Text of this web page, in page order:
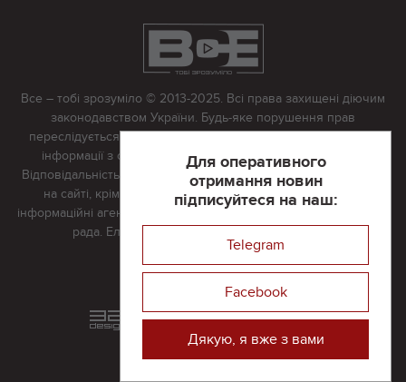
Для оперативного
отримання новин
підписуйтеся на наш:
Telegram
Facebook
Дякую, я вже з вами
Все – тобі зрозуміло © 2013-2025. Всі права захищені діючим
законодавством України. Будь-яке порушення прав
переслідується в судовому порядку. Будь-яке відтворення
інформації з сайту тільки з письмово дозволу редакції.
Відповідальність за достовірність усіх матеріалів, розміщених
на сайті, крім матеріалів, які містять посилання на інші
інформаційні агентства або інтернет-видання, несе редакційна
рада. Електронна пошта:
Реклама на сайті
Розроблений та підтримується